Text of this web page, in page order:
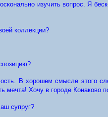
изучить вопрос. Я
коллекции?
В хорошем смысле этого
мечта! Хочу в городе
супруг?